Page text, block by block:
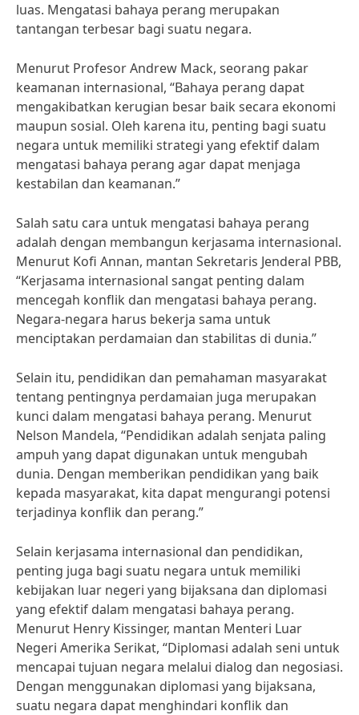
luas. Mengatasi bahaya perang merupakan
tantangan terbesar bagi suatu negara.
Menurut Profesor Andrew Mack, seorang pakar
keamanan internasional, “Bahaya perang dapat
mengakibatkan kerugian besar baik secara ekonomi
maupun sosial. Oleh karena itu, penting bagi suatu
negara untuk memiliki strategi yang efektif dalam
mengatasi bahaya perang agar dapat menjaga
kestabilan dan keamanan.”
Salah satu cara untuk mengatasi bahaya perang
adalah dengan membangun kerjasama internasional.
Menurut Kofi Annan, mantan Sekretaris Jenderal PBB,
“Kerjasama internasional sangat penting dalam
mencegah konflik dan mengatasi bahaya perang.
Negara-negara harus bekerja sama untuk
menciptakan perdamaian dan stabilitas di dunia.”
Selain itu, pendidikan dan pemahaman masyarakat
tentang pentingnya perdamaian juga merupakan
kunci dalam mengatasi bahaya perang. Menurut
Nelson Mandela, “Pendidikan adalah senjata paling
ampuh yang dapat digunakan untuk mengubah
dunia. Dengan memberikan pendidikan yang baik
kepada masyarakat, kita dapat mengurangi potensi
terjadinya konflik dan perang.”
Selain kerjasama internasional dan pendidikan,
penting juga bagi suatu negara untuk memiliki
kebijakan luar negeri yang bijaksana dan diplomasi
yang efektif dalam mengatasi bahaya perang.
Menurut Henry Kissinger, mantan Menteri Luar
Negeri Amerika Serikat, “Diplomasi adalah seni untuk
mencapai tujuan negara melalui dialog dan negosiasi.
Dengan menggunakan diplomasi yang bijaksana,
suatu negara dapat menghindari konflik dan